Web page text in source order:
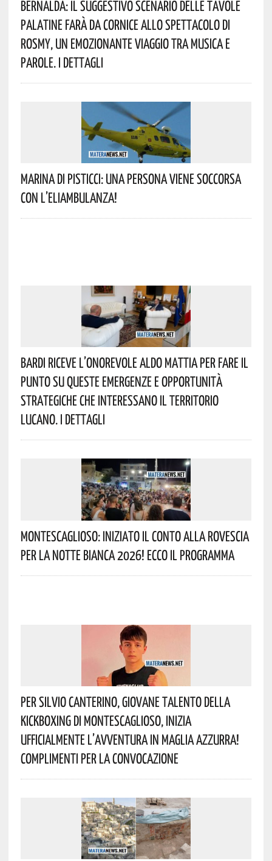
Bernalda: Il Suggestivo Scenario Delle Tavole
Palatine Farà Da Cornice Allo Spettacolo Di
Rosmy, Un Emozionante Viaggio Tra Musica E
Parole. I Dettagli
Marina Di Pisticci: Una Persona Viene Soccorsa
Con L’eliambulanza!
Bardi Riceve L’onorevole Aldo Mattia Per Fare Il
Punto Su Queste Emergenze E Opportunità
Strategiche Che Interessano Il Territorio
Lucano. I Dettagli
Montescaglioso: Iniziato Il Conto Alla Rovescia
Per La Notte Bianca 2026! Ecco Il Programma
Per Silvio Canterino, Giovane Talento Della
Kickboxing Di Montescaglioso, Inizia
Ufficialmente L’avventura In Maglia Azzurra!
Complimenti Per La Convocazione